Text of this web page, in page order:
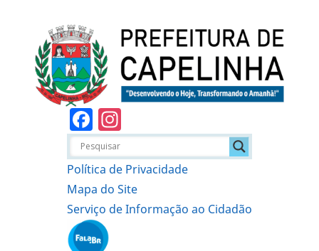
Facebook
Política de Privacidade
Mapa do Site
Serviço de Informação ao Cidadão